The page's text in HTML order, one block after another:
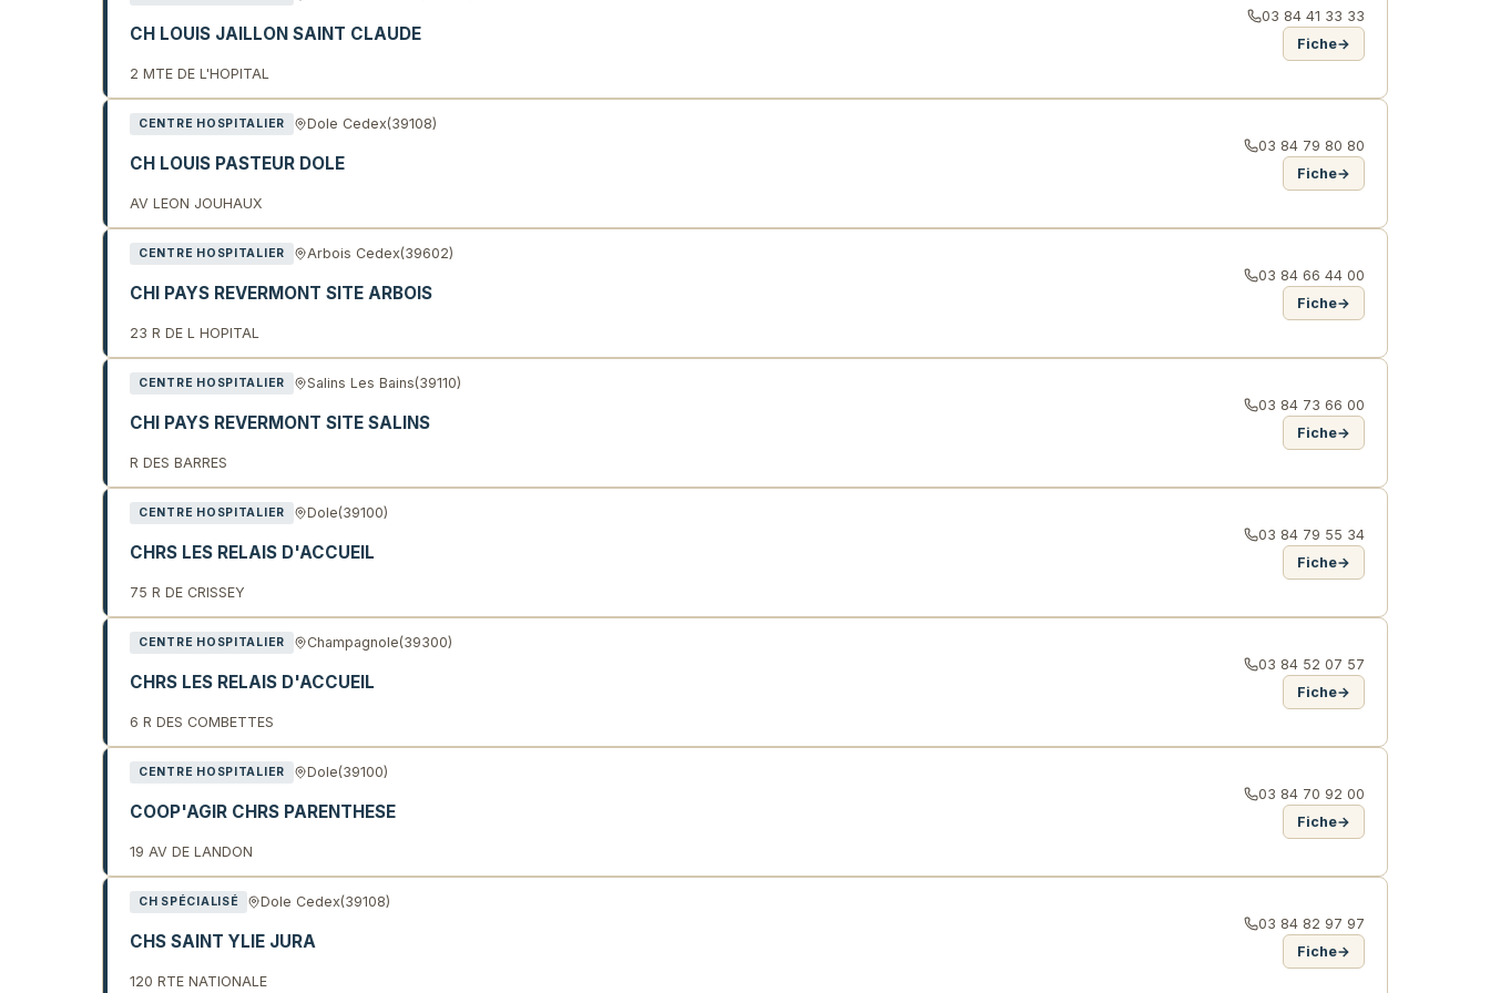
CH LOUIS JAILLON SAINT CLAUDE
2 MTE DE L'HOPITAL
03 84 41 33 33
Fiche→
CENTRE HOSPITALIER Dole Cedex(39108)
CH LOUIS PASTEUR DOLE
AV LEON JOUHAUX
03 84 79 80 80
Fiche→
CENTRE HOSPITALIER Arbois Cedex(39602)
CHI PAYS REVERMONT SITE ARBOIS
23 R DE L HOPITAL
03 84 66 44 00
Fiche→
CENTRE HOSPITALIER Salins Les Bains(39110)
CHI PAYS REVERMONT SITE SALINS
R DES BARRES
03 84 73 66 00
Fiche→
CENTRE HOSPITALIER Dole(39100)
CHRS LES RELAIS D'ACCUEIL
75 R DE CRISSEY
03 84 79 55 34
Fiche→
CENTRE HOSPITALIER Champagnole(39300)
CHRS LES RELAIS D'ACCUEIL
6 R DES COMBETTES
03 84 52 07 57
Fiche→
CENTRE HOSPITALIER Dole(39100)
COOP'AGIR CHRS PARENTHESE
19 AV DE LANDON
03 84 70 92 00
Fiche→
CH SPÉCIALISÉ Dole Cedex(39108)
CHS SAINT YLIE JURA
120 RTE NATIONALE
03 84 82 97 97
Fiche→